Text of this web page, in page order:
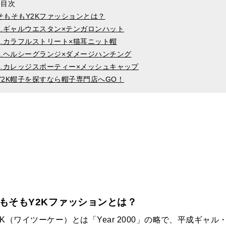
次
もそもY2Kファッションとは？
ギャルウエスタン×テンガロンハット
カラフルストリート×猫耳ニット帽
ヘルシーグランジ×ダメージハンチング
カレッジスポーティー×メッシュキャップ
帽子を探すなら帽子専門店へGO！
そもY2Kファッションとは？
（ワイツーケー）とは「Year 2000」の略で、平成ギャル